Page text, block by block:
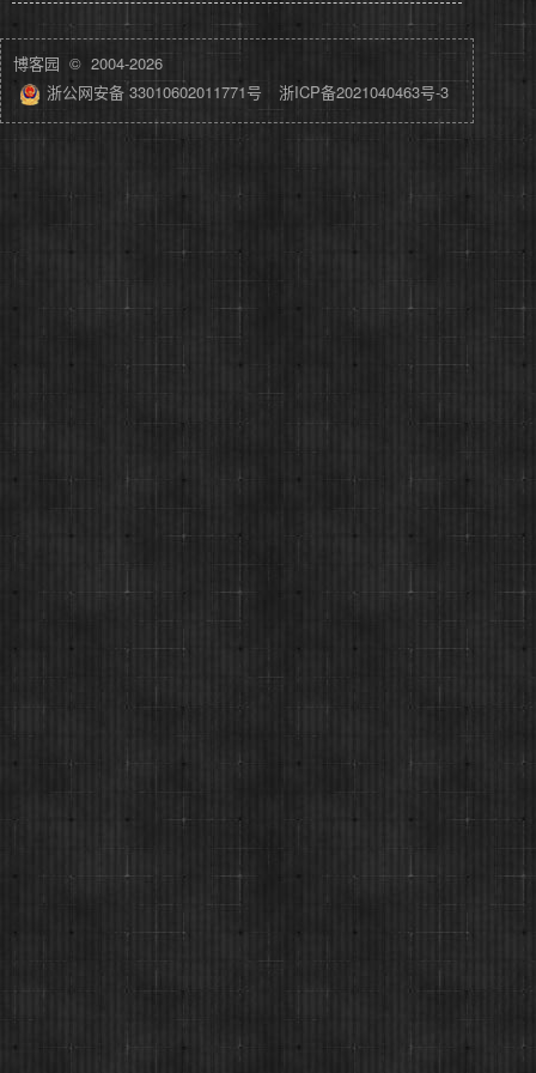
博客园 © 2004-2026
浙公网安备 33010602011771号
浙ICP备2021040463号-3